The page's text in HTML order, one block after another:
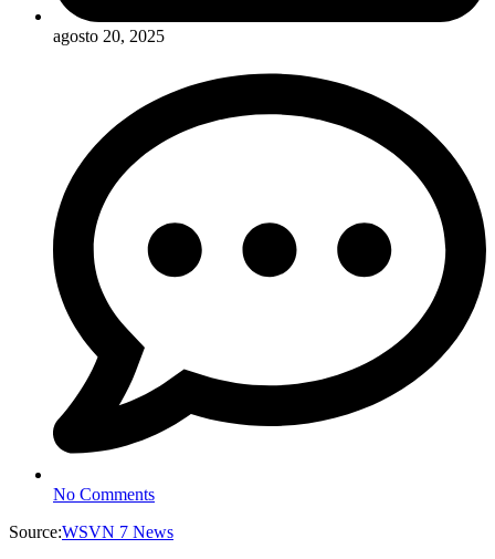
agosto 20, 2025
No Comments
Source:WSVN 7 News